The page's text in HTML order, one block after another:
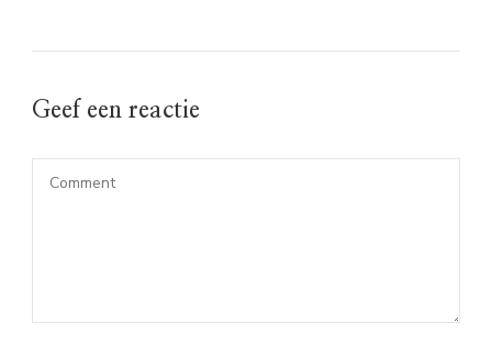
Geef een reactie